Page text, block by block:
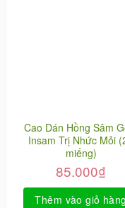
Cao Dán Hồng Sâm
Insam Trị Nhức Mỏi
miếng)
85.000₫
Thêm vào giỏ hàng